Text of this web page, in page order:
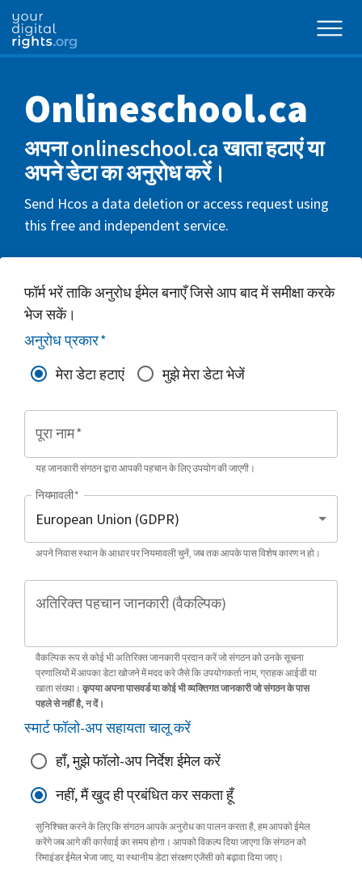
Onlineschool.ca
अपना onlineschool.ca खाता हटाएं या
अपने डेटा का अनुरोध करें।
Send Hcos a data deletion or access request using
this free and independent service.
फॉर्म भरें ताकि अनुरोध ईमेल बनाएँ जिसे आप बाद में समीक्षा करके
भेज सकें।
अनुरोध प्रकार*
मेरा डेटा हटाएं
मुझे मेरा डेटा भेजें
पूरा नाम*
यह जानकारी संगठन द्वारा आपकी पहचान के लिए उपयोग की जाएगी।
नियमावली*
अपने निवास स्थान के आधार पर नियमावली चुनें, जब तक आपके पास विशेष कारण न हो।
अतिरिक्त पहचान जानकारी (वैकल्पिक)
वैकल्पिक रूप से कोई भी अतिरिक्त जानकारी प्रदान करें जो संगठन को उनके सूचना
प्रणालियों में आपका डेटा खोजने में मदद करे जैसे कि उपयोगकर्ता नाम, ग्राहक आईडी या
खाता संख्या। कृपया अपना पासवर्ड या कोई भी व्यक्तिगत जानकारी जो संगठन के पास
पहले से नहीं है, न दें।
स्मार्ट फॉलो-अप सहायता चालू करें
हाँ, मुझे फॉलो-अप निर्देश ईमेल करें
नहीं, मैं खुद ही प्रबंधित कर सकता हूँ
सुनिश्चित करने के लिए कि संगठन आपके अनुरोध का पालन करता है, हम आपको ईमेल
करेंगे जब आगे की कार्रवाई का समय होगा। आपको विकल्प दिया जाएगा कि संगठन को
रिमाइंडर ईमेल भेजा जाए, या स्थानीय डेटा संरक्षण एजेंसी को बढ़ावा दिया जाए।